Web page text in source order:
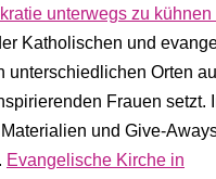
unterwegs zu kühnen
Katholischen und
unterschiedlichen Orten
Frauen setzt.
und Give-
Evangelische Kirche in